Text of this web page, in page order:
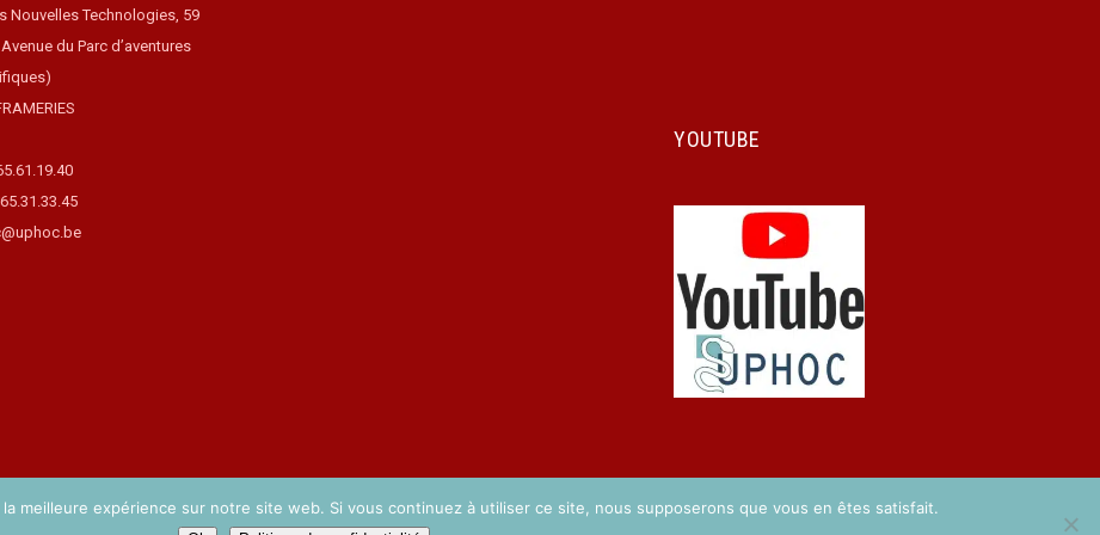
Nouvelles Technologies, 59
Avenue du Parc d’aventures
YOUTUBE
meilleure expérience sur notre site web. Si vous continuez à utiliser ce site, nous supposerons que vous en êtes satisfait.